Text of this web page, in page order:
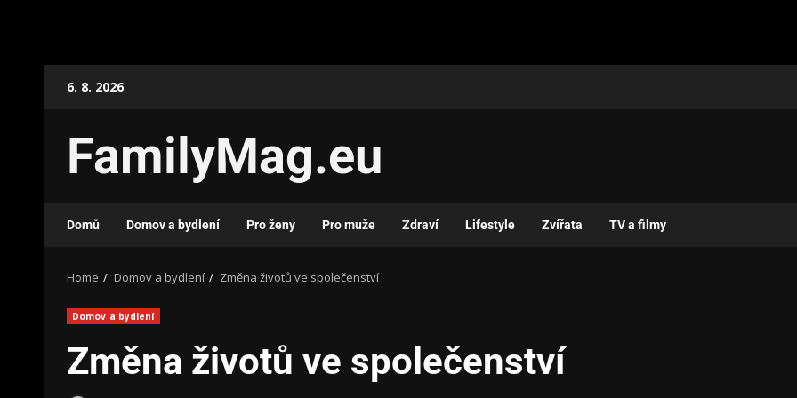
6. 8. 2026
FamilyMag.eu
Domů Domov a bydlení Pro ženy Pro muže Zdraví Lifestyle Zvířata TV a filmy
Home Domov a bydlení Změna životů ve společenství
Domov a bydlení
Změna životů ve společenství